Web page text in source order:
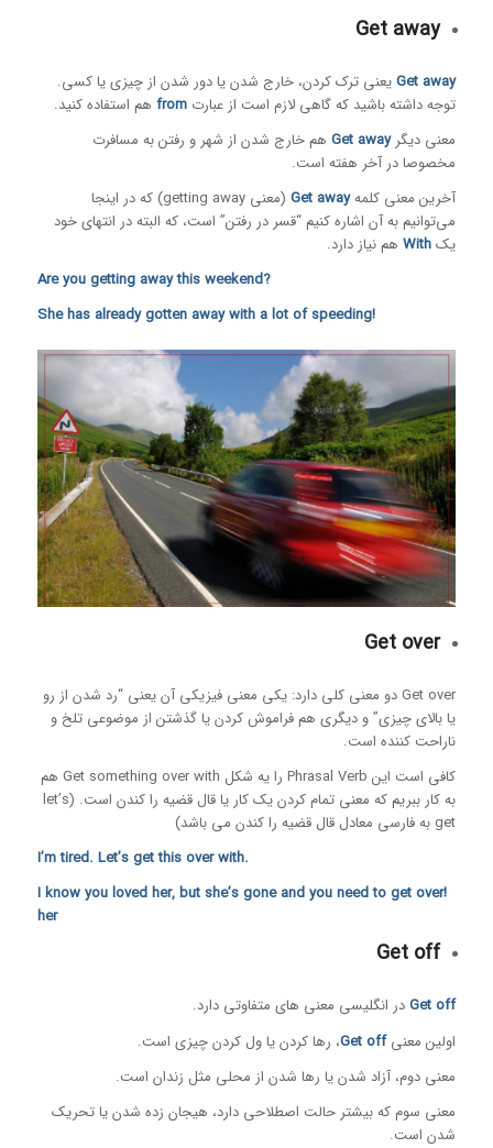
Get away
Get awayیعنی ترک کردن، خارج شدن یا دور شدن از چیزی یا کسی.
توجه داشته باشید که گاهی لازم است از عبارت fromهم استفاده کنید.
معنی دیگرGet awayهم خارج شدن از شهر و رفتن به مسافرت
مخصوصا در آخر هفته است.
آخرین معنی کلمهGet away
(معنی getting away) که در اینجا
می‌توانیم به آن اشاره کنیم “قسر در رفتن” است، که البته در انتهای خود
یکWithهم نیاز دارد.
?Are you getting away this weekend
!She has already gotten away with a lot of speeding
Get over
Get over دو معنی کلی دارد: یکی معنی فیزیکی آن یعنی “رد شدن از رو
یا بالای چیزی” و دیگری هم فراموش کردن یا گذشتن از موضوعی تلخ و
ناراحت کننده است.
کافی است این Phrasal Verb را یه شکل Get something over with هم
به کار ببریم که معنی تمام کردن یک کار یا قال قضیه را کندن است. (let’s
get به فارسی معادل قال قضیه را کندن می باشد)
.I’m tired. Let’s get this over with
!I know you loved her, but she’s gone and you need to get over
her
Get off
Get offدر انگلیسی معنی های متفاوتی دارد.
اولین معنیGet off، رها کردن یا ول کردن چیزی است.
معنی دوم، آزاد شدن یا رها شدن از محلی مثل زندان است.
معنی سوم که بیشتر حالت اصطلاحی دارد، هیجان زده شدن یا تحریک
شدن است.